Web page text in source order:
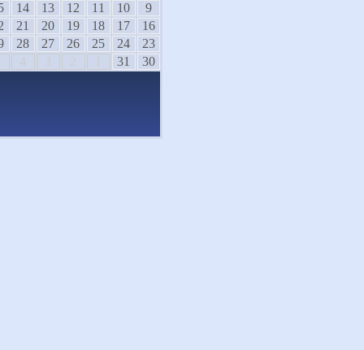
10
11
12
13
14
15
17
18
19
20
21
22
24
25
26
27
28
29
31
1